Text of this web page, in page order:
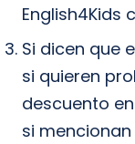
English4Kids
Si dicen que
si quieren
descuento
si